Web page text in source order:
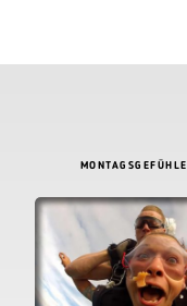
MONTAGSGEFÜHLE